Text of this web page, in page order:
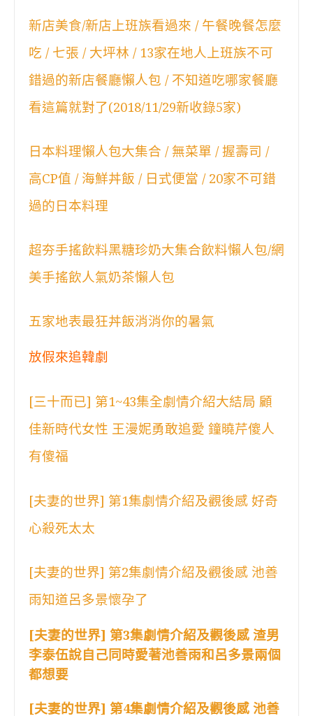
新店美食/新店上班族看過來 / 午餐晚餐怎麼
吃 / 七張 / 大坪林 / 13家在地人上班族不可
錯過的新店餐廳懶人包 / 不知道吃哪家餐廳
看這篇就對了(2018/11/29新收錄5家)
日本料理懶人包大集合 / 無菜單 / 握壽司 /
高CP值 / 海鮮丼飯 / 日式便當 / 20家不可錯
過的日本料理
超夯手搖飲料黑糖珍奶大集合飲料懶人包/網
美手搖飲人氣奶茶懶人包
五家地表最狂丼飯消消你的暑氣
放假來追韓劇
[三十而已] 第1~43集全劇情介紹大結局 顧
佳新時代女性 王漫妮勇敢追愛 鐘曉芹傻人
有傻福
[夫妻的世界] 第1集劇情介紹及觀後感 好奇
心殺死太太
[夫妻的世界] 第2集劇情介紹及觀後感 池善
雨知道呂多景懷孕了
[夫妻的世界] 第3集劇情介紹及觀後感 渣男
李泰伍說自己同時愛著池善雨和呂多景兩個
都想要
[夫妻的世界] 第4集劇情介紹及觀後感 池善